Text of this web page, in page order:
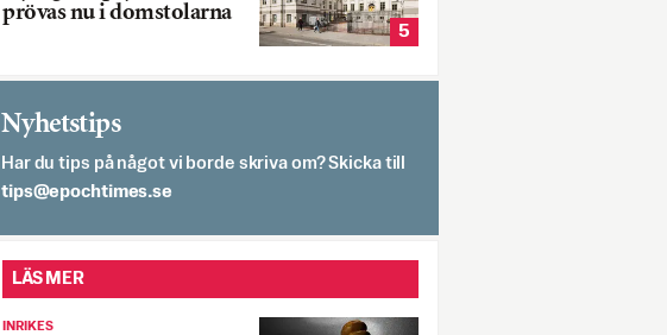
prövas nu i domstolarna
5
Nyhetstips
Har du tips på något vi borde skriva om? Skicka till
es.semithcope@spit
LÄS MER
INRIKES